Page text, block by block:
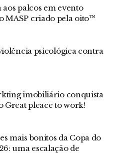
aos palcos em evento
MASP criado pela oito™
psicológica contra
imobiliário conquista
Great pleace to work!
mais bonitos da Copa do
uma escalação de